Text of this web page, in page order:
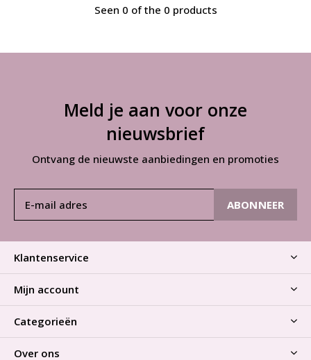
Seen 0 of the 0 products
Meld je aan voor onze
nieuwsbrief
Ontvang de nieuwste aanbiedingen en promoties
ABONNEER
Klantenservice
Mijn account
Categorieën
Over ons